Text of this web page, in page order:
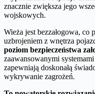
znacznie zwiększa jego
wojskowych.
Wieża jest bezzałogowa, co
uzbrojeniem z wnętrza
poziom bezpieczeństwa
zaawansowanymi
zapewniają doskonałą
wykrywanie zagrożeń.